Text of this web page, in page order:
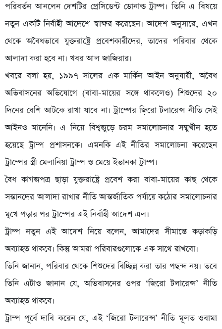
পরিবর্তন আনলেন দেশটির প্রেসিডেন্ট ডোনাল্ড ট্রাম্প। তিনি এ বিষয়ে
নতুন একটি নির্বাহী আদেশে স্বাক্ষর করেছেন। আদেশ অনুসারে, এখন
থেকে অবৈধভাবে যুক্তরাষ্ট্রে প্রবেশকারীদের, তাদের পরিবার থেকে
আলাদা করা হবে না। খবর আল জাজিরার।
খবরে বলা হয়, ১৯৯৭ সালের এক মার্কিন আইন অনুযায়ী, অবৈধ
অভিবাসনের অভিযোগে (বাবা-মায়ের সঙ্গে থাকলেও) শিশুদের ২০
দিনের বেশি আটকে রাখা যাবে না। ট্রাম্পের জ়িরো টলারেন্স নীতি সেই
আইনও মানেনি। এ নিয়ে বিশ্বজুড়ে চরম সমালোচনার সম্মুখীন হতে
হয়েছে ট্রাম্প প্রশাসনকে। এমনকি এই নীতির সমালোচনা করেছেন
ট্রাম্পের স্ত্রী মেলানিয়া ট্রাম্প ও মেয়ে ইভানকা ট্রাম্প।
বৈধ কাগজপত্র ছাড়া যুক্তরাষ্ট্রে প্রবেশ করা বাবা-মায়ের কাছ থেকে
সন্তানদের আলাদা রাখার নীতি আন্তর্জাতিক পর্যায়ে কঠোর সমালোচনার
মুখে পড়ার পর ট্রাম্পের এই নির্বাহী আদেশ এল।
ট্রাম্প নতুন এই আদেশ নিয়ে বলেন, আমাদের সীমান্তে কড়াকড়ি
অব্যাহত থাকবে। কিন্তু আমরা পরিবারগুলোকে এক সাথে রাখবো।
তিনি জানান, পরিবার থেকে শিশুদের বিচ্ছিন্ন করা তার পছন্দ নয়। তবে
তিনি এটাও জানান যে, অভিবাসনের ওপর ‘জিরো টলারেন্স’ নীতি
অব্যাহত থাকবে।
ট্রাম্প পূর্বে দাবি করেন যে, এই ‘জিরো টলারেন্স’ নীতি মূলত ওবামা